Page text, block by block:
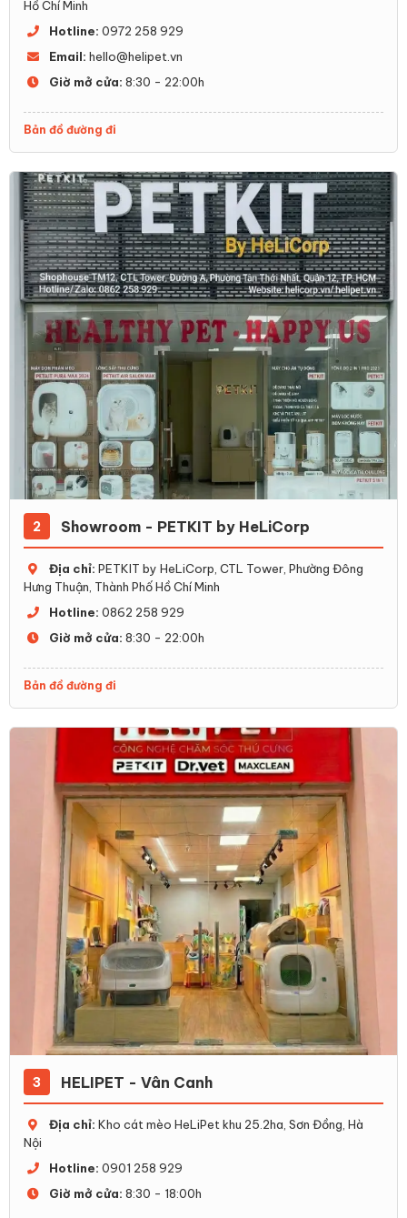
Hồ Chí Minh
Hotline: 0972 258 929
Email: hello@helipet.vn
Giờ mở cửa: 8:30 - 22:00h
Bản đồ đường đi
2 Showroom - PETKIT by HeLiCorp
Địa chỉ: PETKIT by HeLiCorp, CTL Tower, Phường Đông
Hưng Thuận, Thành Phố Hồ Chí Minh
Hotline: 0862 258 929
Giờ mở cửa: 8:30 - 22:00h
Bản đồ đường đi
3 HELIPET - Vân Canh
Địa chỉ: Kho cát mèo HeLiPet khu 25.2ha, Sơn Đồng, Hà
Nội
Hotline: 0901 258 929
Giờ mở cửa: 8:30 - 18:00h